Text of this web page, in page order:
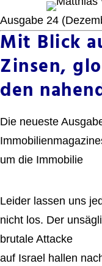
Ausgabe 24
Mit Blick
Zinsen,
den
Die neueste
um die Immobilie
Leider lassen uns
nicht los. Der
brutale Attacke
auf Israel hallen